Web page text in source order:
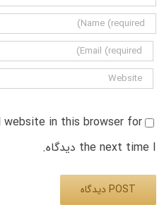
website in this browser for
the next time I دیدگاه.